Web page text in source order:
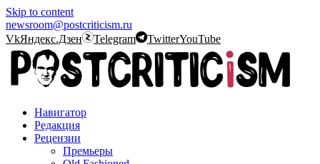
Skip to content
newsroom@postcriticism.ru
VkЯндекс.Дзен Telegram TwitterYouTube
Навигатор
Редакция
Рецензии
Премьеры